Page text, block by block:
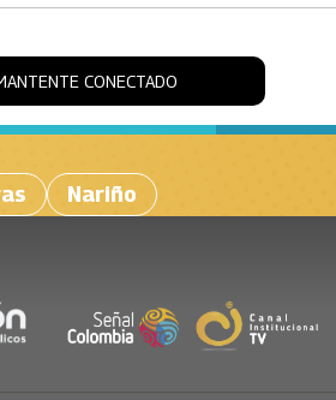
CONECTADO
Nariño